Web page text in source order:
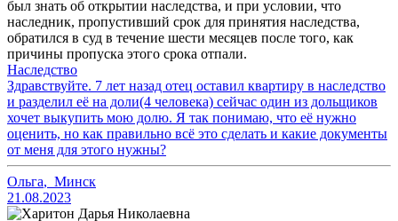
был знать об открытии наследства, и при условии, что
наследник, пропустивший срок для принятия наследства,
обратился в суд в течение шести месяцев после того, как
причины пропуска этого срока отпали.
Наследство
Здравствуйте. 7 лет назад отец оставил квартиру в наследство
и разделил её на доли(4 человека) сейчас один из дольщиков
хочет выкупить мою долю. Я так понимаю, что её нужно
оценить, но как правильно всё это сделать и какие документы
от меня для этого нужны?
Ольга, Минск
21.08.2023